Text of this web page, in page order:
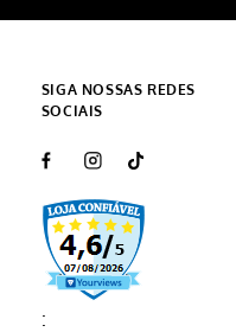
SIGA NOSSAS REDES
SOCIAIS
: